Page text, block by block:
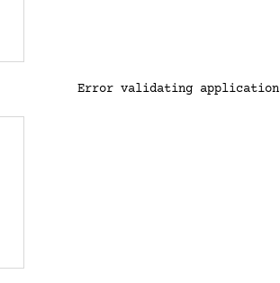
Error validating application